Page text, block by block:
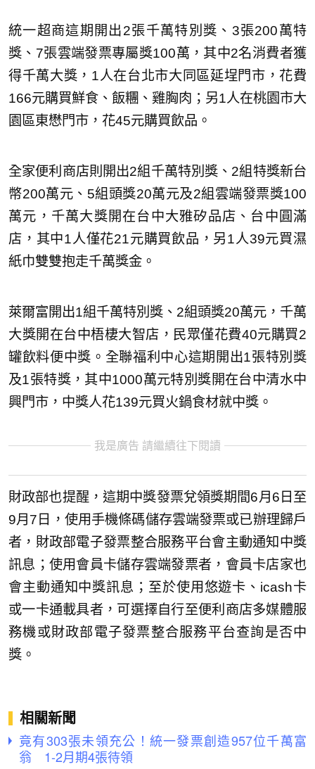
統一超商這期開出2張千萬特別獎、3張200萬特
獎、7張雲端發票專屬獎100萬，其中2名消費者獲
得千萬大獎，1人在台北市大同區延埕門市，花費
166元購買鮮食、飯糰、雞胸肉；另1人在桃園市大
園區東懋門市，花45元購買飲品。
全家便利商店則開出2組千萬特別獎、2組特獎新台
幣200萬元、5組頭獎20萬元及2組雲端發票獎100
萬元，千萬大獎開在台中大雅矽品店、台中圓滿
店，其中1人僅花21元購買飲品，另1人39元買濕
紙巾雙雙抱走千萬獎金。
萊爾富開出1組千萬特別獎、2組頭獎20萬元，千萬
大獎開在台中梧棲大智店，民眾僅花費40元購買2
罐飲料便中獎。全聯福利中心這期開出1張特別獎
及1張特獎，其中1000萬元特別獎開在台中清水中
興門市，中獎人花139元買火鍋食材就中獎。
我是廣告 請繼續往下閱讀
財政部也提醒，這期中獎發票兌領獎期間6月6日至
9月7日，使用手機條碼儲存雲端發票或已辦理歸戶
者，財政部電子發票整合服務平台會主動通知中獎
訊息；使用會員卡儲存雲端發票者，會員卡店家也
會主動通知中獎訊息；至於使用悠遊卡、icash卡
或一卡通載具者，可選擇自行至便利商店多媒體服
務機或財政部電子發票整合服務平台查詢是否中
獎。
相關新聞
竟有303張未領充公！統一發票創造957位千萬富
翁 1-2月期4張待領